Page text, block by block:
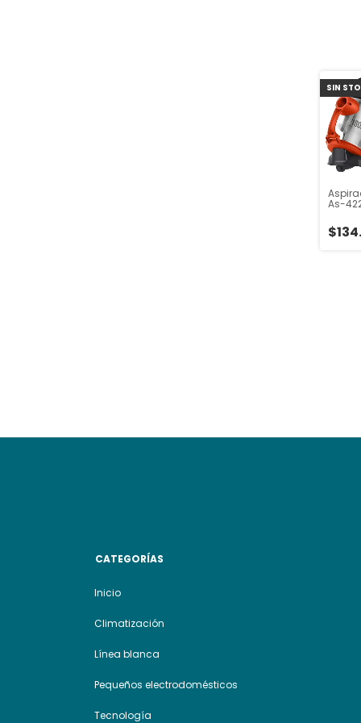
SIN
As-
CATEGORÍAS
Inicio
Climatización
Línea blanca
Pequeños electrodomésticos
Tecnología